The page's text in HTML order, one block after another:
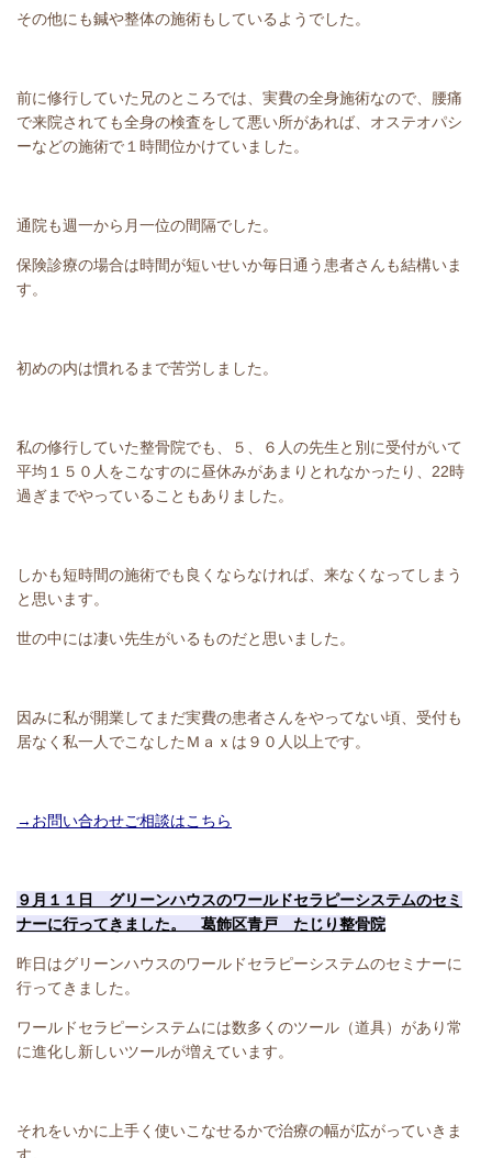
その他にも鍼や整体の施術もしているようでした。
前に修行していた兄のところでは、実費の全身施術なので、腰痛
で来院されても全身の検査をして悪い所があれば、オステオパシ
ーなどの施術で１時間位かけていました。
通院も週一から月一位の間隔でした。
保険診療の場合は時間が短いせいか毎日通う患者さんも結構いま
す。
初めの内は慣れるまで苦労しました。
私の修行していた整骨院でも、５、６人の先生と別に受付がいて
平均１５０人をこなすのに昼休みがあまりとれなかったり、22時
過ぎまでやっていることもありました。
しかも短時間の施術でも良くならなければ、来なくなってしまう
と思います。
世の中には凄い先生がいるものだと思いました。
因みに私が開業してまだ実費の患者さんをやってない頃、受付も
居なく私一人でこなしたＭａｘは９０人以上です。
→お問い合わせご相談はこちら
９月１１日 グリーンハウスのワールドセラピーシステムのセミ
ナーに行ってきました。 葛飾区青戸 たじり整骨院
昨日はグリーンハウスのワールドセラピーシステムのセミナーに
行ってきました。
ワールドセラピーシステムには数多くのツール（道具）があり常
に進化し新しいツールが増えています。
それをいかに上手く使いこなせるかで治療の幅が広がっていきま